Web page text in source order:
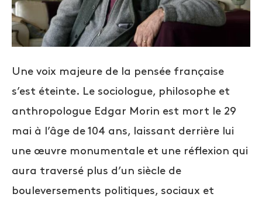
Une voix majeure de la pensée française
s’est éteinte. Le sociologue, philosophe et
anthropologue Edgar Morin est mort le 29
mai à l’âge de 104 ans, laissant derrière lui
une œuvre monumentale et une réflexion qui
aura traversé plus d’un siècle de
bouleversements politiques, sociaux et